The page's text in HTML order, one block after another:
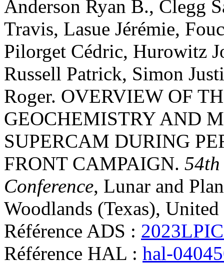
Anderson Ryan B., Clegg
Travis, Lasue Jérémie,
Pilorget Cédric, Hurowitz
Russell Patrick, Simon
Roger. OVERVIEW OF
GEOCHEMISTRY AND
SUPERCAM DURING
FRONT CAMPAIGN.
Conference, Lunar and
Woodlands (Texas),
Référence ADS :
Référence HAL : hal-